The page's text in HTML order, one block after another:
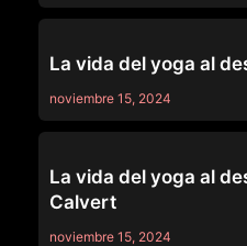
La vida del yoga al
noviembre 15, 2024
La vida del yoga al
Calvert
noviembre 15, 2024